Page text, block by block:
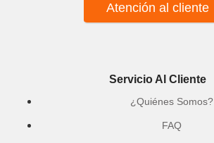
Atención al cliente
Servicio Al Cliente
¿Quiénes Somos?
FAQ